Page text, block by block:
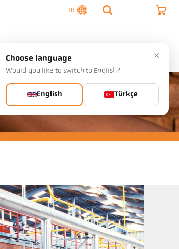
TR
Şirket İletişim ×
Choose language
Would you like to switch to English?
English Türkçe